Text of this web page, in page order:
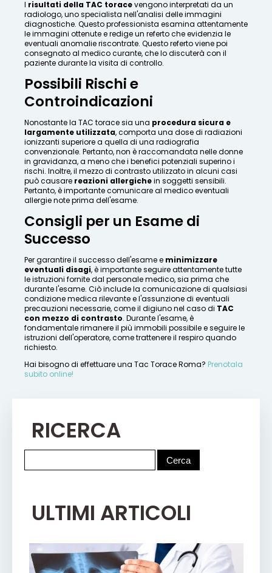
I risultati della TAC toracevengono interpretati da un
radiologo, uno specialista nell'analisi delle immagini
diagnostiche. Questo professionista esamina attentamente
le immagini ottenute e redige un referto che evidenzia le
eventuali anomalie riscontrate. Questo referto viene poi
consegnato al medico curante, che lo discuterà con il
paziente durante la visita di controllo.
Possibili Rischi e
Controindicazioni
Nonostante la TAC torace sia una procedura sicura e
largamente utilizzata, comporta una dose di radiazioni
ionizzanti superiore a quella di una radiografia
convenzionale. Pertanto, non è raccomandata nelle donne
in gravidanza, a meno che i benefici potenziali superino i
rischi. Inoltre, il mezzo di contrasto utilizzato in alcuni casi
può causare reazioni allergichein soggetti sensibili.
Pertanto, è importante comunicare al medico eventuali
allergie note prima dell'esame.
Consigli per un Esame di
Successo
Per garantire il successo dell'esame e minimizzare
eventuali disagi, è importante seguire attentamente tutte
le istruzioni fornite dal personale medico, sia prima che
durante l'esame. Ciò include la comunicazione di qualsiasi
condizione medica rilevante e l'assunzione di eventuali
precauzioni necessarie, come il digiuno nel caso di TAC
con mezzo di contrasto. Durante l'esame, è
fondamentale rimanere il più immobili possibile e seguire le
istruzioni dell'operatore, come trattenere il respiro quando
richiesto.
Hai bisogno di effettuare una Tac Torace Roma? Prenotala
subito online!
RICERCA
ULTIMI ARTICOLI